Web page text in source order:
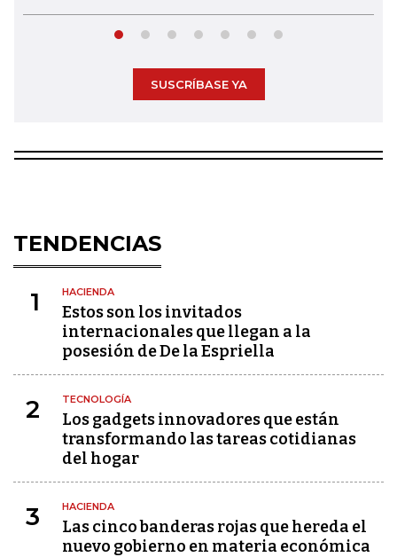
SUSCRÍBASE YA
TENDENCIAS
1 HACIENDA
Estos son los invitados
internacionales que llegan a la
posesión de De la Espriella
2 TECNOLOGÍA
Los gadgets innovadores que están
transformando las tareas cotidianas
del hogar
3 HACIENDA
Las cinco banderas rojas que hereda el
nuevo gobierno en materia económica